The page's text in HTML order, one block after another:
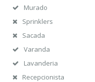
Murado
Sprinklers
Sacada
Varanda
Lavanderia
Recepcionista